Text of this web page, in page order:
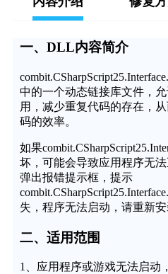
一、DLL内容简介
中的一个动态链接库文件，
用，减少重复代码的存在，
码的效率。
如果
坏，可能会导致应用程序无
弹出报错提示框，提示
失，程序无法启动，请重新安
二、适用范围
1、应用程序或游戏无法启动